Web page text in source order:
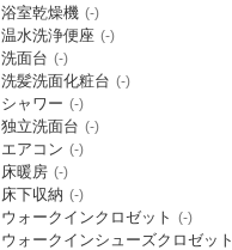
浴室乾燥機 (-)
温水洗浄便座 (-)
洗面台 (-)
洗髪洗面化粧台 (-)
シャワー (-)
独立洗面台 (-)
エアコン (-)
床暖房 (-)
床下収納 (-)
ウォークインクロゼット (-)
ウォークインシューズクロゼット